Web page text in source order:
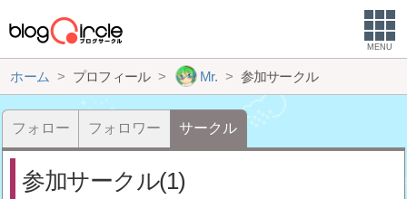
MENU
ホーム プロフィール Mr. 参加サークル
フォロー フォロワー サークル
参加サークル(1)